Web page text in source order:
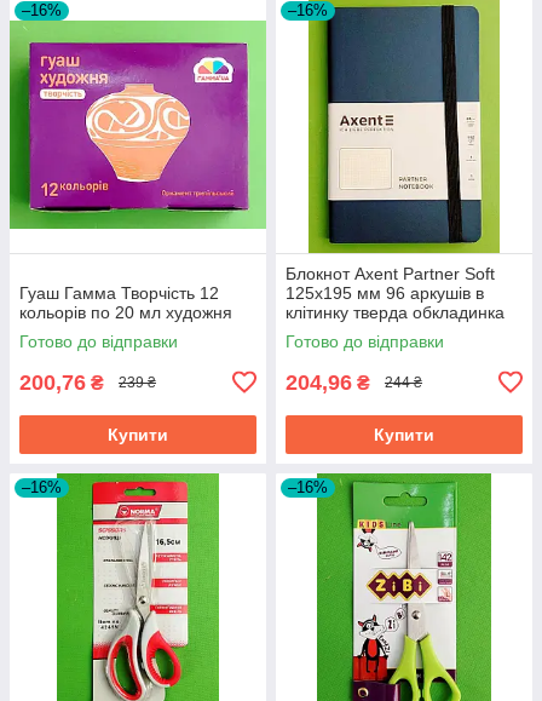
–16%
Гуаш Гамма Творчість 12
кольорів по 20 мл художня
Готово до відправки
200,76 ₴ 239 ₴
Купити
–16%
Блокнот Axent Partner Soft
125х195 мм 96 аркушів в
клітинку тверда обкладинка
синій
Готово до відправки
204,96 ₴ 244 ₴
Купити
–16% –16%